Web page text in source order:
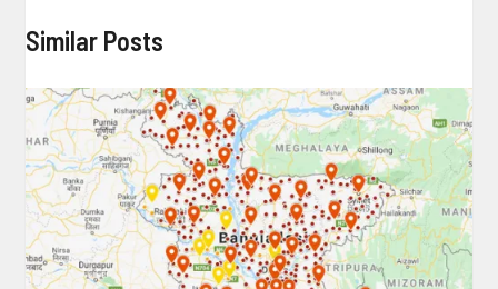
Similar Posts